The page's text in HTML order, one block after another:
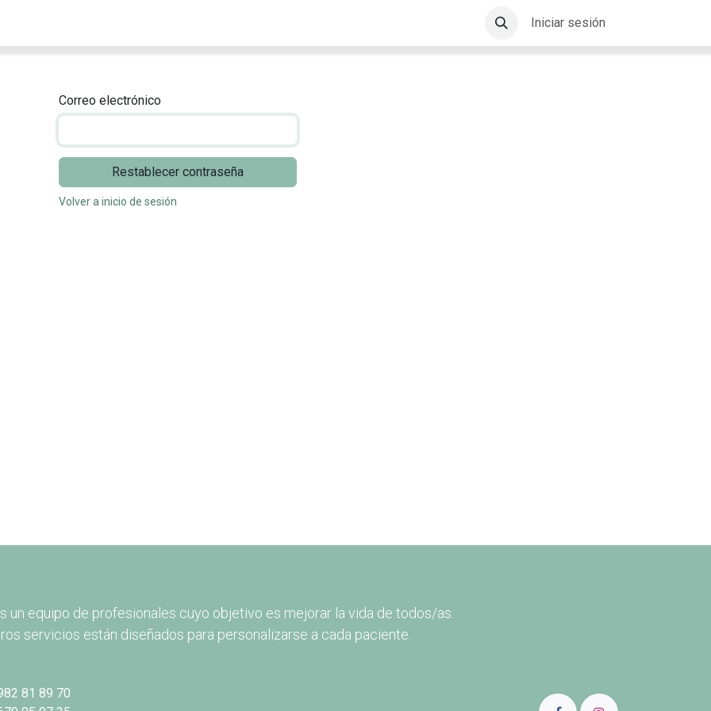
Iniciar sesión
Correo electrónico
Restablecer contraseña
Volver a inicio de sesión
un equipo de profesionales cuyo objetivo es mejorar la vida de todos/as.
servicios están diseñados para personalizarse a cada paciente.
81 89 70